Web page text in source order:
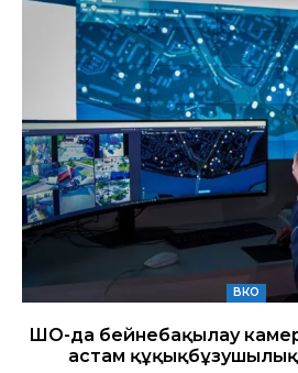
ВКО
ШҚО-да бейнебақылау
астам